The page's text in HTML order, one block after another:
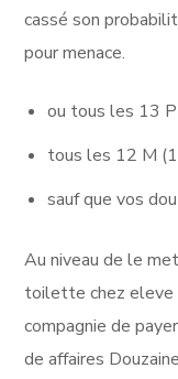
cassé son
pour menace.
ou tous les 13 P
tous les 12 M
sauf que vos
Au niveau de le
toilette chez eleve
compagnie de
de affaires